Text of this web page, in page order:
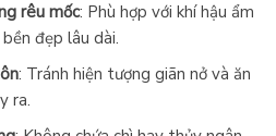
rêu mốc: Phù hợp với khí hậu ẩm
đẹp lâu dài.
: Tránh hiện tượng giãn nở và ăn
ra.